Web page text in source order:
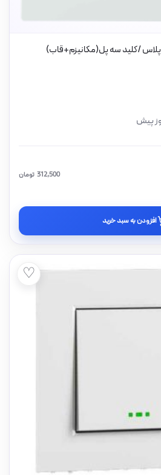
پلاس /کلید سه پل(مکانیزم+قاب)
پیش
تومان 312,500
افزودن به سبد خرید
♡